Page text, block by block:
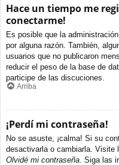
Hace un tiempo me
conectarme!
Es posible que la
por alguna razón. También,
usuarios que no publicaron
reducir el peso de la base de
participe de las discuciones.
Arriba
¡Perdí mi contraseña!
No se asuste, ¡calma! Si su
desactivarla o cambiarla. Visite
Olvidé mi contraseña . Siga las